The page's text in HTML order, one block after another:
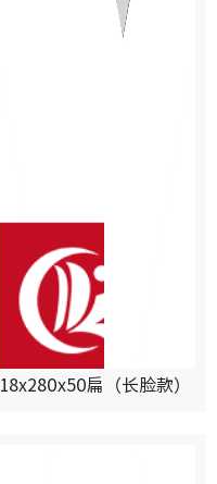
18x280x50扁（长脸款）